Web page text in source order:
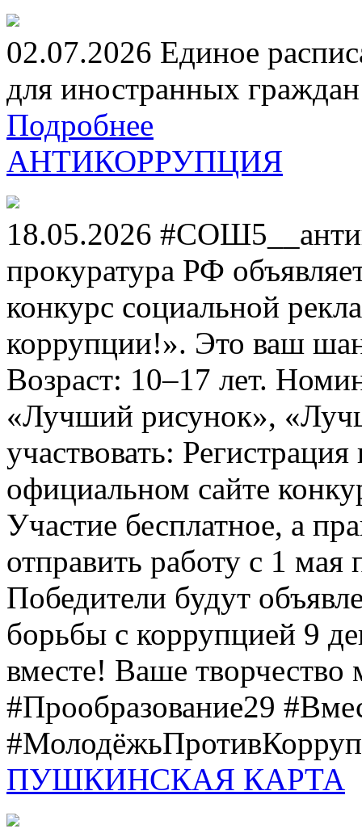
02.07.2026 Единое
для иностранных
Подробнее
АНТИКОРРУПЦИЯ
18.05.2026
прокуратура РФ
конкурс социальной
коррупции!». Это ваш
Возраст: 10–17 лет.
«Лучший рисунок»,
участвовать:
официальном сайте
Участие бесплатное, а
отправить работу с 1 мая
Победители будут
борьбы с коррупцией 9
вместе! Ваше творчество
#Прообразование29
ПУШКИНСКАЯ КАРТА